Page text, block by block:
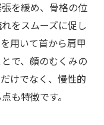
を緩め、骨格の位
をスムーズに促し
用いて首から肩甲
で、顔のむくみの
けでなく、慢性的
も特徴です。